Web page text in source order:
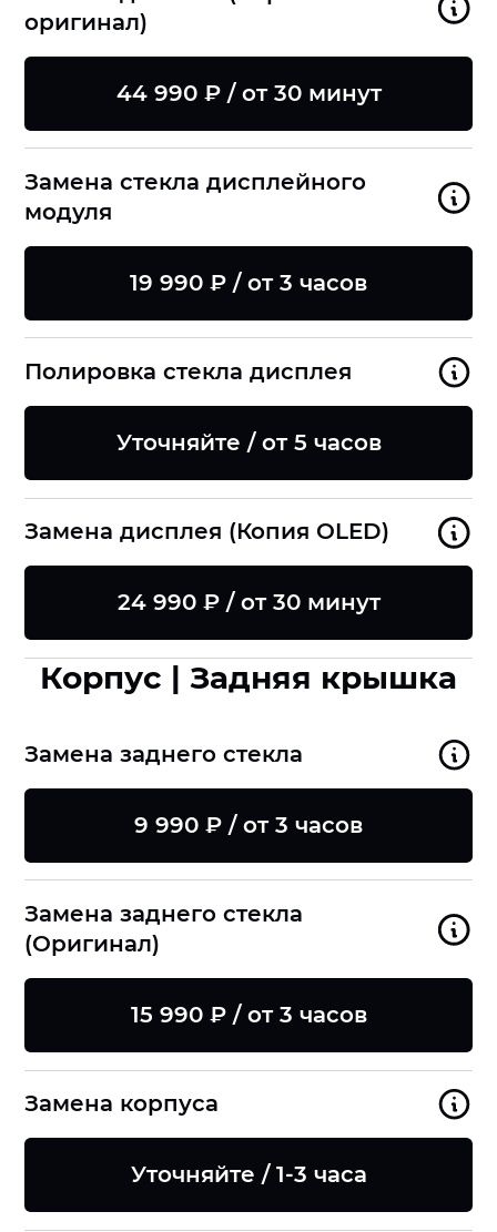
оригинал)
44 990 ₽ / от 30 минут
Замена стекла дисплейного
модуля
19 990 ₽ / от 3 часов
Полировка стекла дисплея
Уточняйте / от 5 часов
Замена дисплея (Копия OLED)
24 990 ₽ / от 30 минут
Корпус | Задняя крышка
Замена заднего стекла
9 990 ₽ / от 3 часов
Замена заднего стекла
(Оригинал)
15 990 ₽ / от 3 часов
Замена корпуса
Уточняйте / 1-3 часа